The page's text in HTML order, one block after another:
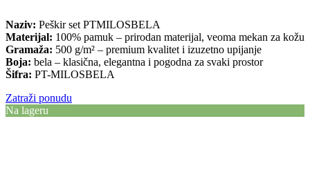
Naziv: Peškir set PTMILOSBELA
Materijal: 100% pamuk – prirodan materijal, veoma mekan za kožu
Gramaža: 500 g/m² – premium kvalitet i izuzetno upijanje
Boja: bela – klasična, elegantna i pogodna za svaki prostor
Šifra: PT-MILOSBELA
Zatraži ponudu
Na lageru